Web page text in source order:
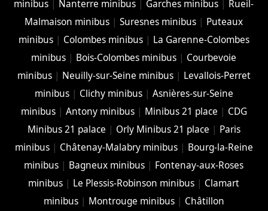
minibus | Nanterre minibus | Garches minibus | Rueil-
Malmaison minibus |Suresnes minibus | Puteaux
minibus| Colombes minibus| La Garenne-Colombes
minibus | Bois-Colombes minibus | Courbevoie
minibus| Neuilly-sur-Seine minibus| Levallois-Perret
minibus| Clichy minibus| Asnières-sur-Seine
minibus| Antony minibus| Minibus 21 place | CDG
Minibus 21 palace | Orly Minibus 21 place | Paris
minibus| Châtenay-Malabry minibus| Bourg-la-Reine
minibus | Bagneux minibus | Fontenay-aux-Roses
minibus | Le Plessis-Robinson minibus | Clamart
minibus| Montrouge minibus| Châtillon